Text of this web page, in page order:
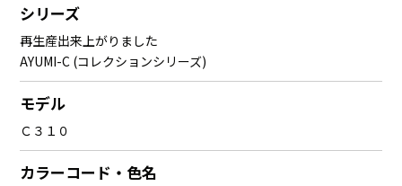
シリーズ
再生産出来上がりました
AYUMI-C (コレクションシリーズ)
モデル
Ｃ３１０
カラーコード・色名